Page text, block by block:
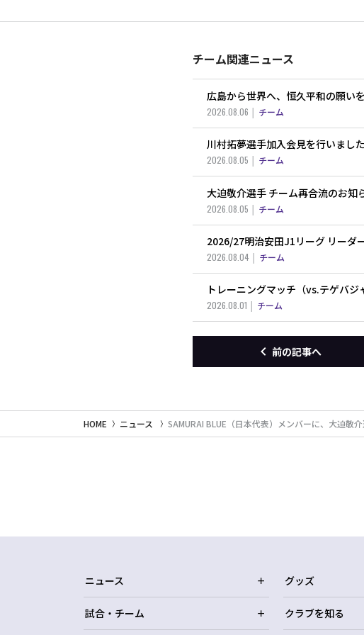
チーム関連ニュース
広島から世界へ、恒久平和の願いを
2026.08.06 チーム
川村拓夢選手加入会見を行いました
2026.08.05 チーム
大迫敬介選手 チーム再合流のお知
2026.08.05 チーム
2026/27明治安田J1リーグ リーダ
2026.08.04 チーム
トレーニングマッチ（vs.テゲバ
2026.08.01 チーム
前の記事へ
HOME ニュース SAMURAI BLUE（日本代表）メンバーに、大迫敬
ニュース
試合・チーム
グッズ
クラブを知る